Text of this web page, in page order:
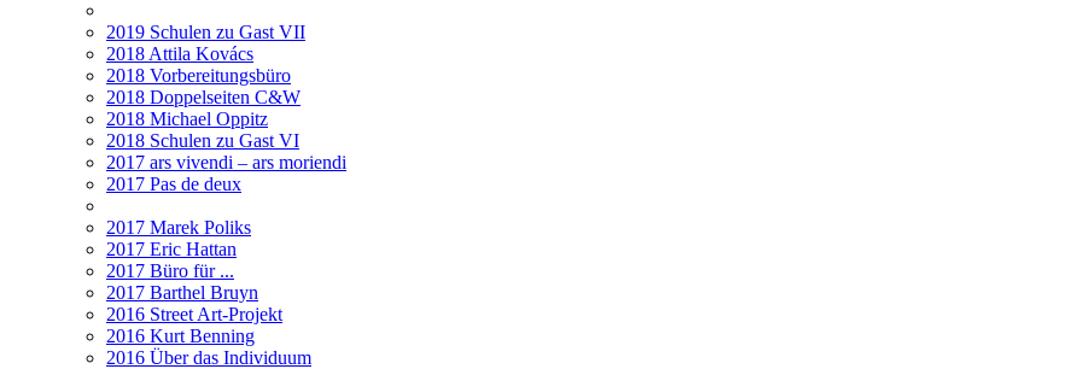
2019 Schulen zu Gast VII
2018 Attila Kovács
2018 Vorbereitungsbüro
2018 Doppelseiten C&W
2018 Michael Oppitz
2018 Schulen zu Gast VI
2017 ars vivendi – ars moriendi
2017 Pas de deux
2017 Marek Poliks
2017 Eric Hattan
2017 Büro für ...
2017 Barthel Bruyn
2016 Street Art-Projekt
2016 Kurt Benning
2016 Über das Individuum